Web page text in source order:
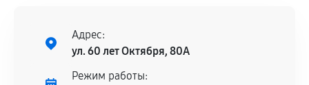
Адрес:
ул. 60 лет Октября, 80А
Режим работы: